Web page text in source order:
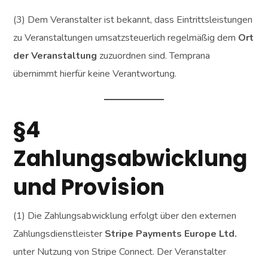
(3) Dem Veranstalter ist bekannt, dass Eintrittsleistungen
zu Veranstaltungen umsatzsteuerlich regelmäßig dem Ort
der Veranstaltung zuzuordnen sind. Temprana
übernimmt hierfür keine Verantwortung.
§4
Zahlungsabwicklung
und Provision
(1) Die Zahlungsabwicklung erfolgt über den externen
Zahlungsdienstleister Stripe Payments Europe Ltd.
unter Nutzung von Stripe Connect. Der Veranstalter